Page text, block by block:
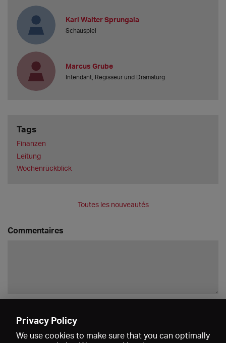
Karl Walter Sprungala
Schauspiel
Marcus Grube
Intendant, Regisseur und Dramaturg
Tags
Finanzen
Leitung
Wochenrückblick
Toutes les nouveautés
Commentaires
Privacy Policy
We use cookies to make sure that you can optimally